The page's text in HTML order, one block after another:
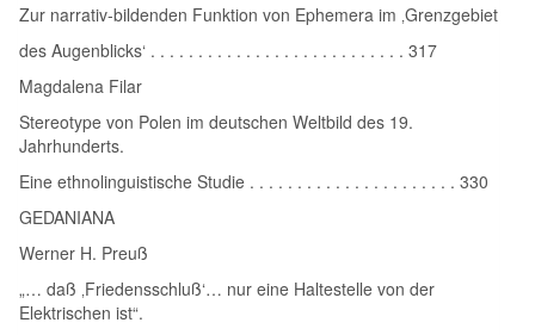
Zur narrativ‑bildenden Funktion von Ephemera im ‚Grenzgebiet
des Augenblicks‘ . . . . . . . . . . . . . . . . . . . . . . . . . . . 317
Magdalena Filar
Stereotype von Polen im deutschen Weltbild des 19.
Jahrhunderts.
Eine ethnolinguistische Studie . . . . . . . . . . . . . . . . . . . . . . 330
GEDANIANA
Werner H. Preuß
„… daß ‚Friedensschluß‘… nur eine Haltestelle von der
Elektrischen ist“.